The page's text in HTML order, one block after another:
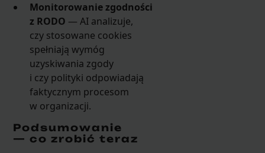
Monitorowanie zgodności
z RODO — AI analizuje,
czy stosowane cookies
spełniają wymóg
uzyskiwania zgody
i czy polityki odpowiadają
faktycznym procesom
w organizacji.
Podsumowanie
— co zrobić teraz